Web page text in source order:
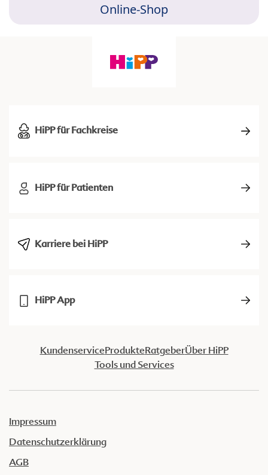
Online-Shop
HiPP für Fachkreise
HiPP für Patienten
Karriere bei HiPP
HiPP App
KundenserviceProdukteRatgeberÜber HiPP
Tools und Services
Impressum
Datenschutzerklärung
AGB